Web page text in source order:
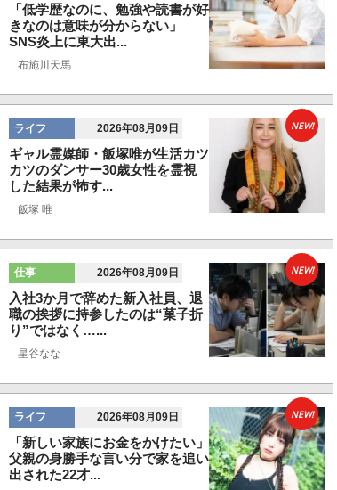
「低学歴なのに、勉強や読書が好
きなのは意味が分からない」
SNS炎上に東大出...
布施川天馬
ライフ 2026年08月09日
ギャル霊媒師・飯塚唯が生活カツ
カツのダンサー30歳女性を霊視
した結果が怖す...
飯塚 唯
NEW!
仕事 2026年08月09日
入社3か月で辞めた新入社員、退
職の挨拶に持参したのは“菓子折
り”ではなく…...
星谷なな
NEW!
ライフ 2026年08月09日
「新しい家族にお金をかけたい」
父親の身勝手な言い分で家を追い
出された22才...
NEW!